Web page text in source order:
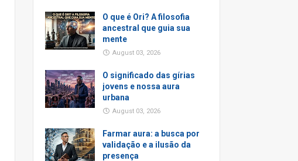
O que é Ori? A filosofia
ancestral que guia sua
mente
August 03, 2026
O significado das gírias
jovens e nossa aura
urbana
August 03, 2026
Farmar aura: a busca por
validação e a ilusão da
presença